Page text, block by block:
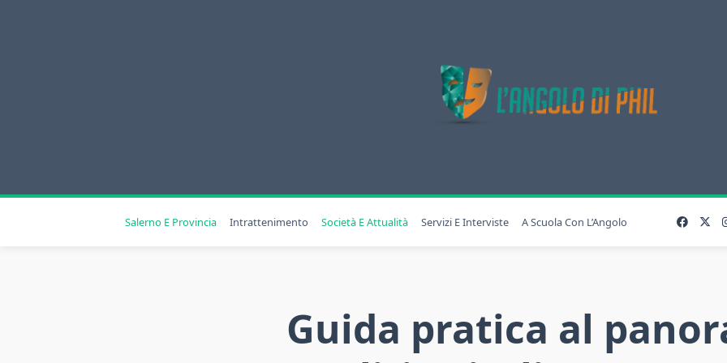
Salerno E Provincia Intrattenimento Società E Attualità Servizi E Interviste A Scuola Con L’Angolo
Guida pratica al